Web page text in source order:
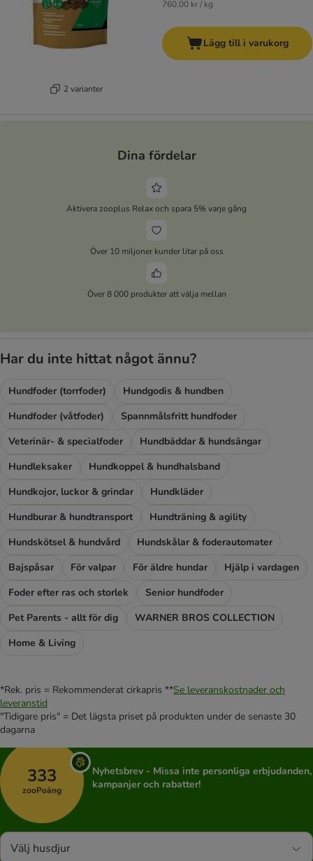
2 varianter
760,00 kr / kg
Lägg till i varukorg
Dina fördelar
Aktivera zooplus Relax och spara 5% varje gång
Över 10 miljoner kunder litar på oss
Över 8 000 produkter att välja mellan
Har du inte hittat något ännu?
Hundfoder (torrfoder)
Hundgodis & hundben
Hundfoder (våtfoder)
Spannmålsfritt hundfoder
Veterinär- & specialfoder
Hundbäddar & hundsängar
Hundleksaker
Hundkoppel & hundhalsband
Hundkojor, luckor & grindar
Hundkläder
Hundburar & hundtransport
Hundträning & agility
Hundskötsel & hundvård
Hundskålar & foderautomater
Bajspåsar
För valpar För äldre hundar
Hjälp i vardagen
Foder efter ras och storlek
Senior hundfoder
Pet Parents - allt för dig
WARNER BROS COLLECTION
Home & Living
*Rek. pris = Rekommenderat cirkapris **Se leveranskostnader och
leveranstid
"Tidigare pris" = Det lägsta priset på produkten under de senaste 30
dagarna
333
zooPoäng
Nyhetsbrev - Missa inte personliga erbjudanden,
kampanjer och rabatter!
Välj husdjur